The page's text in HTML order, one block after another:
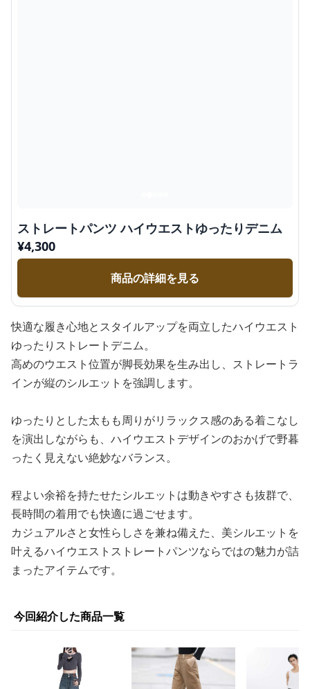
ストレートパンツ ハイウエストゆったりデニム
¥4,300
商品の詳細を見る
快適な履き心地とスタイルアップを両立したハイウエスト
ゆったりストレートデニム。
高めのウエスト位置が脚長効果を生み出し、ストレートラ
インが縦のシルエットを強調します。
ゆったりとした太もも周りがリラックス感のある着こなし
を演出しながらも、ハイウエストデザインのおかげで野暮
ったく見えない絶妙なバランス。
程よい余裕を持たせたシルエットは動きやすさも抜群で、
長時間の着用でも快適に過ごせます。
カジュアルさと女性らしさを兼ね備えた、美シルエットを
叶えるハイウエストストレートパンツならではの魅力が詰
まったアイテムです。
今回紹介した商品一覧